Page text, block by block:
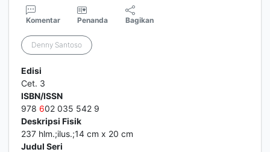
Komentar Penanda Bagikan
Denny Santoso
Edisi
Cet. 3
ISBN/ISSN
978 602 035 542 9
Deskripsi Fisik
237 hlm.;ilus.;14 cm x 20 cm
Judul Seri